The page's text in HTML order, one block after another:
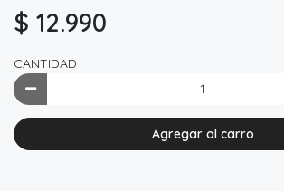
$ 12.990
CANTIDAD
Agregar al carro